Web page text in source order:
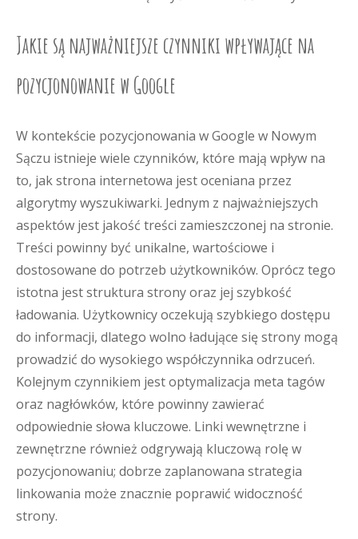
Jakie są najważniejsze czynniki wpływające na
pozycjonowanie w Google
W kontekście pozycjonowania w Google w Nowym
Sączu istnieje wiele czynników, które mają wpływ na
to, jak strona internetowa jest oceniana przez
algorytmy wyszukiwarki. Jednym z najważniejszych
aspektów jest jakość treści zamieszczonej na stronie.
Treści powinny być unikalne, wartościowe i
dostosowane do potrzeb użytkowników. Oprócz tego
istotna jest struktura strony oraz jej szybkość
ładowania. Użytkownicy oczekują szybkiego dostępu
do informacji, dlatego wolno ładujące się strony mogą
prowadzić do wysokiego współczynnika odrzuceń.
Kolejnym czynnikiem jest optymalizacja meta tagów
oraz nagłówków, które powinny zawierać
odpowiednie słowa kluczowe. Linki wewnętrzne i
zewnętrzne również odgrywają kluczową rolę w
pozycjonowaniu; dobrze zaplanowana strategia
linkowania może znacznie poprawić widoczność
strony.